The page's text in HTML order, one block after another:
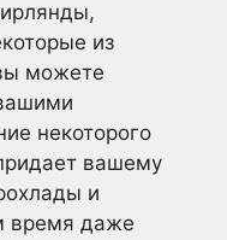
из
можете
некоторого
вашему
и
время даже